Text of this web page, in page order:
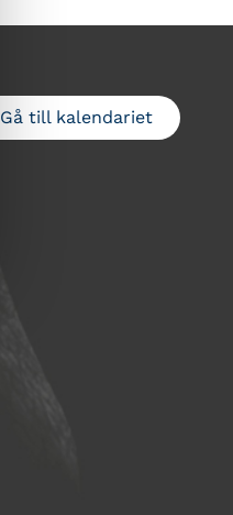
Gå till kalendariet